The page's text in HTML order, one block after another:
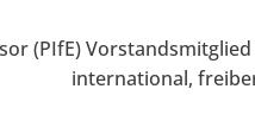
(PIfE)
international,